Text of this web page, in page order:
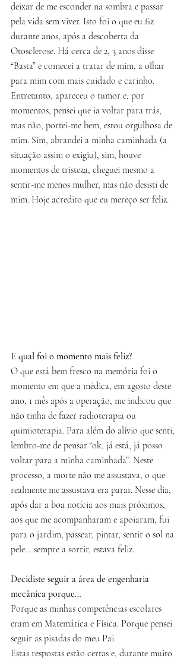
deixar de me esconder na sombra e passar
pela vida sem viver. Isto foi o que eu fiz
durante anos, após a descoberta da
Otosclerose. Há cerca de 2, 3 anos disse
“Basta” e comecei a tratar de mim, a olhar
para mim com mais cuidado e carinho.
Entretanto, apareceu o tumor e, por
momentos, pensei que ia voltar para trás,
mas não, portei-me bem, estou orgulhosa de
mim. Sim, abrandei a minha caminhada (a
situação assim o exigiu), sim, houve
momentos de tristeza, cheguei mesmo a
sentir-me menos mulher, mas não desisti de
mim. Hoje acredito que eu mereço ser feliz.
E qual foi o momento mais feliz?
O que está bem fresco na memória foi o
momento em que a médica, em agosto deste
ano, 1 mês após a operação, me indicou que
não tinha de fazer radioterapia ou
quimioterapia. Para além do alívio que senti,
lembro-me de pensar “ok, já está, já posso
voltar para a minha caminhada”. Neste
processo, a morte não me assustava, o que
realmente me assustava era parar. Nesse dia,
após dar a boa notícia aos mais próximos,
aos que me acompanharam e apoiaram, fui
para o jardim, passear, pintar, sentir o sol na
pele… sempre a sorrir, estava feliz.
Decidiste seguir a área de engenharia
mecânica porque…
Porque as minhas competências escolares
eram em Matemática e Física. Porque pensei
seguir as pisadas do meu Pai.
Estas respostas estão certas e, durante muito